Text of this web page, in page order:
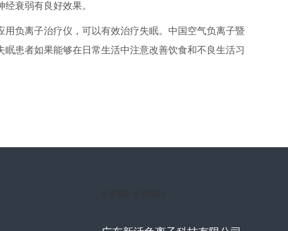
衰弱有良好效果。
负离子治疗仪，可以有效治疗失眠。中国空气负离子暨
患者如果能够在日常生活中注意改善饮食和不良生活习